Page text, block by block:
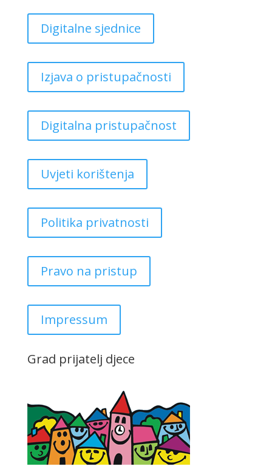
Digitalne sjednice
Izjava o pristupačnosti
Digitalna pristupačnost
Uvjeti korištenja
Politika privatnosti
Pravo na pristup
Impressum
Grad prijatelj djece